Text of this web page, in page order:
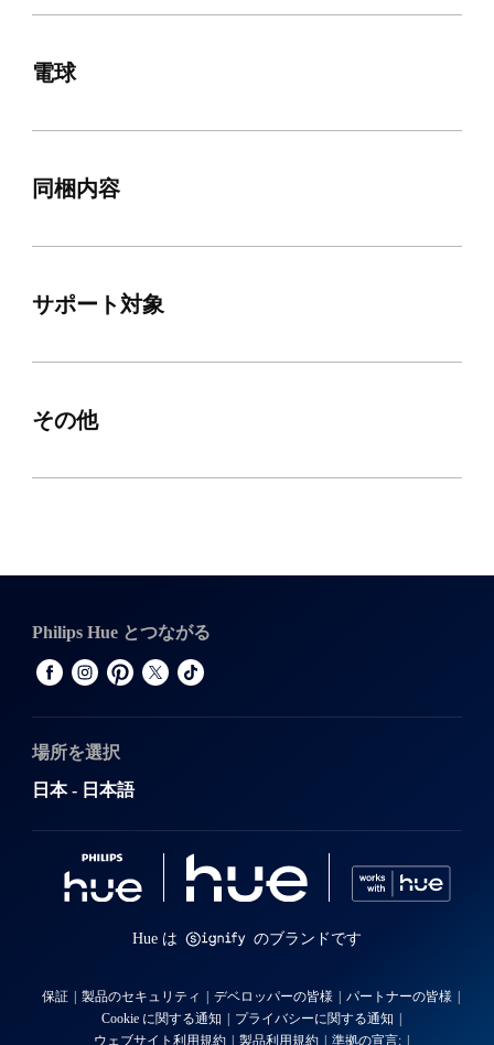
電球
同梱内容
サポート対象
その他
Philips Hue とつながる
場所を選択
日本 - 日本語
Hue は のブランドです
保証 製品のセキュリティ デベロッパーの皆様
パートナーの皆様
Cookie に関する通知
プライバシーに関する通知
ウェブサイト利用規約
製品利用規約 準拠の宣言: